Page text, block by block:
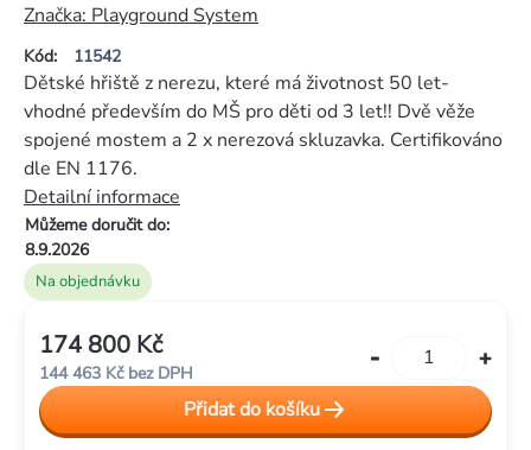
Kód: 11542
hodnocení
produktu
je
0,0
5
hvězdiček.
Značka: Playground System
Na objednávku
Můžeme doručit do:
8.9.2026
Dětské hřiště z nerezu, které má životnost 50 let-
vhodné především do MŠ pro děti od 3 let!! Dvě věže
spojené mostem a 2 x nerezová skluzavka. Certifikováno
dle EN 1176.
Detailní informace
174 800 Kč
144 463 Kč bez DPH
cena:
Přidat do košíku